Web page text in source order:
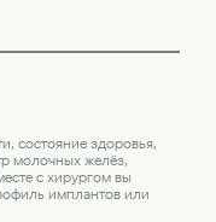
состояние здоровья,
молочных желёз,
с хирургом вы
имплантов или